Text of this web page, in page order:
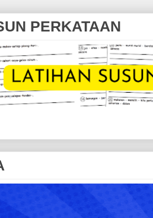
PERKATAAN